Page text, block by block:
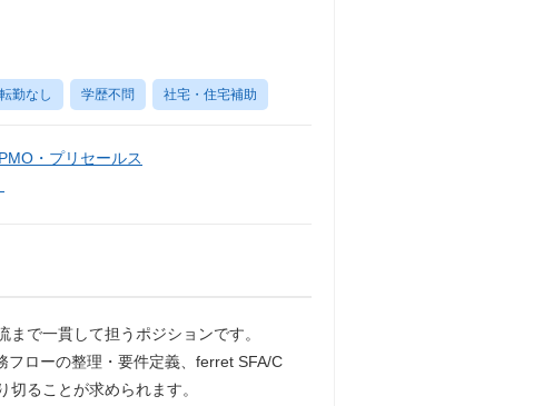
転勤なし 学歴不問 社宅・住宅補助
・プリセールス
で一貫して担うポジションです。
フローの整理・要件定義、ferret SFA/C
ることが求められます。